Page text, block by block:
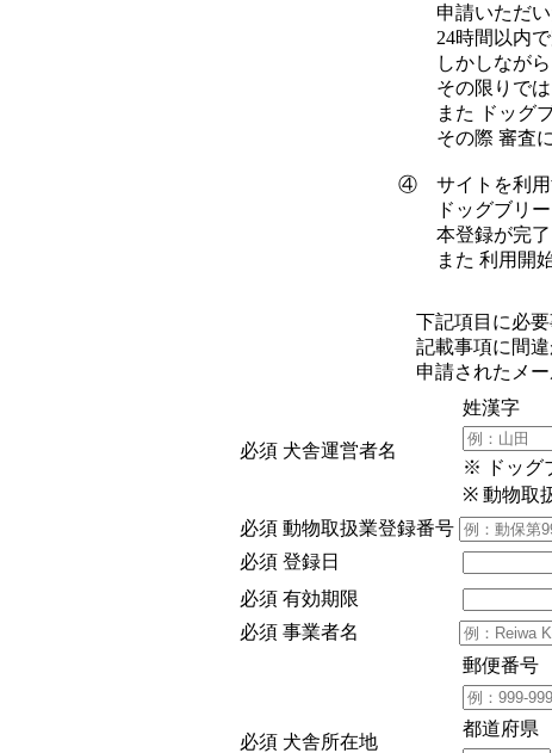
申請いただい
24時間以内で
しかしながら
その限りでは
また ドッグブ
その際 審査に
④ サイトを利用
ドッグブリー
本登録が完了
また 利用開始
下記項目に必
記載事項に間
申請されたメ
必須 犬舎運営者名
姓漢字
※ ドッグ
※ 動物取
必須 動物取扱業登録番号
必須 登録日
必須 有効期限
必須 事業者名
必須 犬舎所在地
郵便番号
都道府県